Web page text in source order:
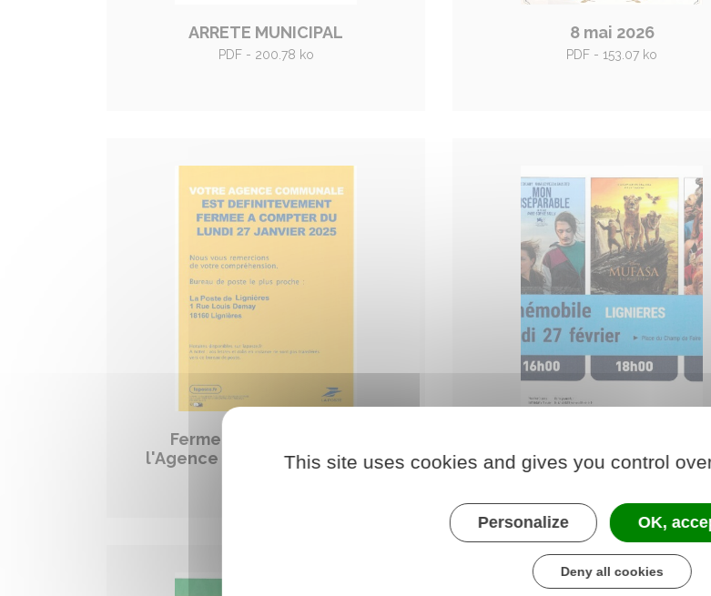
ARRETE MUNICIPAL
PDF - 200.78 ko
8 mai 2026
PDF - 153.07 ko
Fermeture définitive de
l'Agence Postale Communale
PDF - 133.21 ko
This site uses cookies and gives you control
Personalize OK,
Deny all cookies